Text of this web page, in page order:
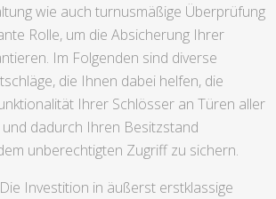
wie auch turnusmäßige Überprüfung
Rolle, um die Absicherung Ihrer
Im Folgenden sind diverse
die Ihnen dabei helfen, die
Ihrer Schlösser an Türen aller
dadurch Ihren Besitzstand
unberechtigten Zugriff zu sichern.
Die Investition in äußerst erstklassige